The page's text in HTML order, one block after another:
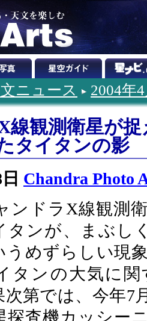
ニュース 2004年
線観測衛星が
タイタンの影
Chandra Photo
ンドラX線観測
タンが、まぶし
うめずらしい現
タンの大気に
第では、今年7
探査機カッシー